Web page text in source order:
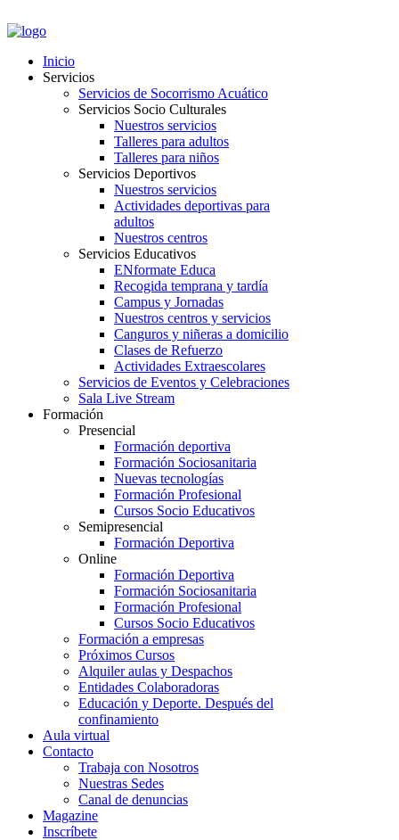
Inicio
Servicios
Servicios de Socorrismo Acuático
Servicios Socio Culturales
Nuestros servicios
Talleres para adultos
Talleres para niños
Servicios Deportivos
Nuestros servicios
Actividades deportivas para
adultos
Nuestros centros
Servicios Educativos
ENformate Educa
Recogida temprana y tardía
Campus y Jornadas
Nuestros centros y servicios
Canguros y niñeras a domicilio
Clases de Refuerzo
Actividades Extraescolares
Servicios de Eventos y Celebraciones
Sala Live Stream
Formación
Presencial
Formación deportiva
Formación Sociosanitaria
Nuevas tecnologías
Formación Profesional
Cursos Socio Educativos
Semipresencial
Formación Deportiva
Online
Formación Deportiva
Formación Sociosanitaria
Formación Profesional
Cursos Socio Educativos
Formación a empresas
Próximos Cursos
Alquiler aulas y Despachos
Entidades Colaboradoras
Educación y Deporte. Después del
confinamiento
Aula virtual
Contacto
Trabaja con Nosotros
Nuestras Sedes
Canal de denuncias
Magazine
Inscríbete